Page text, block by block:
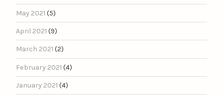
May 2021 (5)
April 2021 (9)
March 2021 (2)
February 2021 (4)
January 2021 (4)